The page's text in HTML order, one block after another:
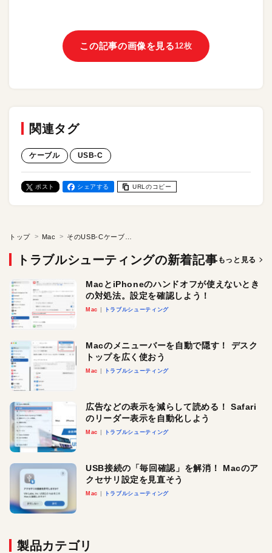
この記事の画像を見る 12枚
関連タグ
ケーブル USB-C
ポスト シェアする URLのコピー
トップ Mac
トラブルシューティングの新着記事 もっと見る
MacとiPhoneのハンドオフが使えないとき
の対処法。設定を確認しよう！
Mac トラブルシューティング
Macのメニューバーを自動で隠す！ デスク
トップを広く使おう
Mac トラブルシューティング
広告などの表示を減らして読める！ Safari
のリーダー表示を自動化しよう
Mac トラブルシューティング
USB接続の「毎回確認」を解消！ Macのア
クセサリ設定を見直そう
Mac トラブルシューティング
製品カテゴリ